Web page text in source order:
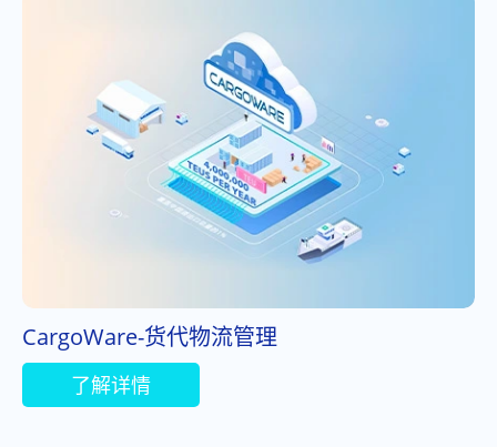
CargoWare-货代物流管理
了解详情